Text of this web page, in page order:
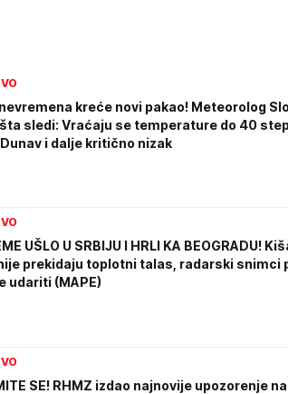
kreće novi pakao! Meteorolog
sledi: Vraćaju se temperature do 40
i dalje kritično nizak
UŠLO U SRBIJU I HRLI KA BEOGRADU!
prekidaju toplotni talas, radarski snimci
udariti (MAPE)
SE! RHMZ izdao najnovije upozorenje